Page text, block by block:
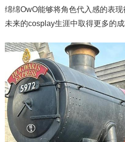
绵绵OwO能够将角色代入感的表
未来的cosplay生涯中取得更多的成